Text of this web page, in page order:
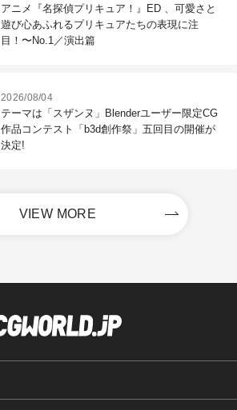
アニメ『名探偵プリキュア！』ED 、可愛さと
遊び心あふれるプリキュアたちの表現に注
目！〜No.1／演出篇
2026/08/04
テーマは「スザンヌ」Blenderユーザー限定CG
作品コンテスト「b3d創作祭」五回目の開催が
決定!
VIEW MORE